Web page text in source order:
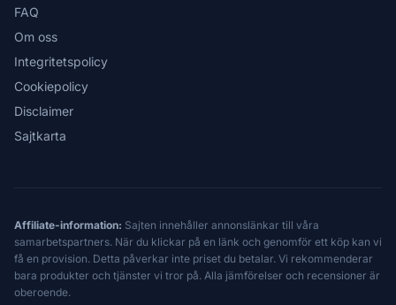
FAQ
Om oss
Integritetspolicy
Cookiepolicy
Disclaimer
Sajtkarta
Affiliate-information: Sajten innehåller annonslänkar till våra
samarbetspartners. När du klickar på en länk och genomför ett köp kan vi
få en provision. Detta påverkar inte priset du betalar. Vi rekommenderar
bara produkter och tjänster vi tror på. Alla jämförelser och recensioner är
oberoende.